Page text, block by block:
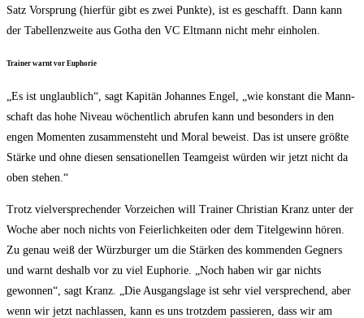
Satz Vor­sprung (hier­für gibt es zwei Punk­te), ist es geschafft. Dann kann
der Tabel­len­zwei­te aus Gotha den VC Elt­mann nicht mehr einholen.
Trai­ner warnt vor Euphorie
„Es ist unglaub­lich“, sagt Kapi­tän Johan­nes Engel, „wie kon­stant die Mann­
schaft das hohe Niveau wöchent­lich abru­fen kann und beson­ders in den
engen Momen­ten zusam­men­steht und Moral beweist. Das ist unse­re größ­te
Stär­ke und ohne die­sen sen­sa­tio­nel­len Team­geist wür­den wir jetzt nicht da
oben stehen.“
Trotz viel­ver­spre­chen­der Vor­zei­chen will Trai­ner Chris­ti­an Kranz unter der
Woche aber noch nichts von Fei­er­lich­kei­ten oder dem Titel­ge­winn hören.
Zu genau weiß der Würz­bur­ger um die Stär­ken des kom­men­den Geg­ners
und warnt des­halb vor zu viel Eupho­rie. „Noch haben wir gar nichts
gewon­nen“, sagt Kranz. „Die Aus­gangs­la­ge ist sehr viel ver­spre­chend, aber
wenn wir jetzt nach­las­sen, kann es uns trotz­dem pas­sie­ren, dass wir am